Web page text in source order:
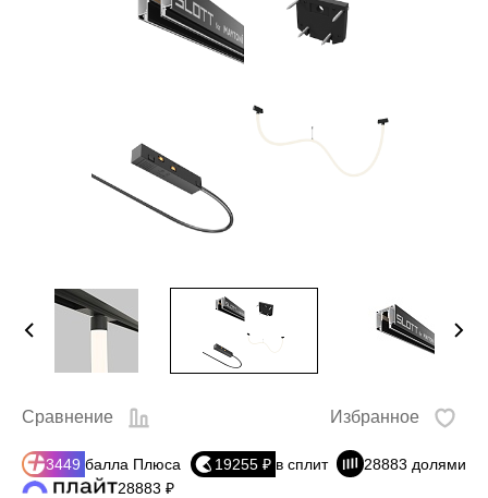
Сравнение Избранное
3449 балла Плюса 19255 ₽ в сплит
28883 долями
28883 ₽